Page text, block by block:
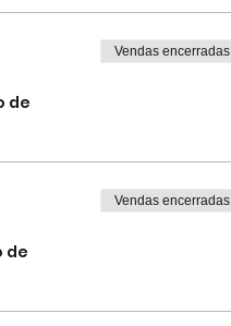
de
Vendas encerradas
de
Vendas encerradas